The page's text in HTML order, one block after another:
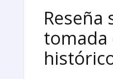
Reseña
tomada